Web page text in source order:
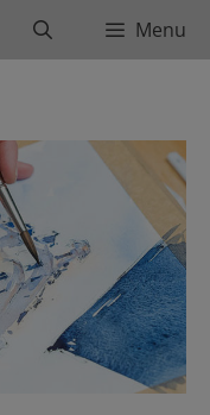
BuscarMenu